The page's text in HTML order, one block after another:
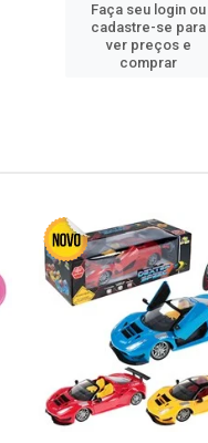
Faça seu login ou
cadastre-se para
ver preços e
comprar